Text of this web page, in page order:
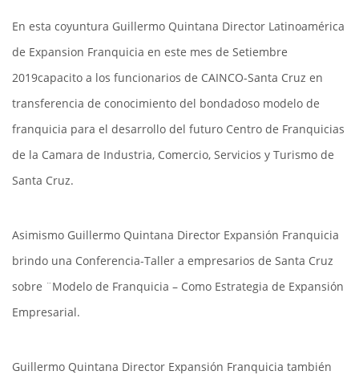
En esta coyuntura Guillermo Quintana Director Latinoamérica
de Expansion Franquicia en este mes de Setiembre
2019capacito a los funcionarios de CAINCO-Santa Cruz en
transferencia de conocimiento del bondadoso modelo de
franquicia para el desarrollo del futuro Centro de Franquicias
de la Camara de Industria, Comercio, Servicios y Turismo de
Santa Cruz.
Asimismo Guillermo Quintana Director Expansión Franquicia
brindo una Conferencia-Taller a empresarios de Santa Cruz
sobre ¨Modelo de Franquicia – Como Estrategia de Expansión
Empresarial.
Guillermo Quintana Director Expansión Franquicia también